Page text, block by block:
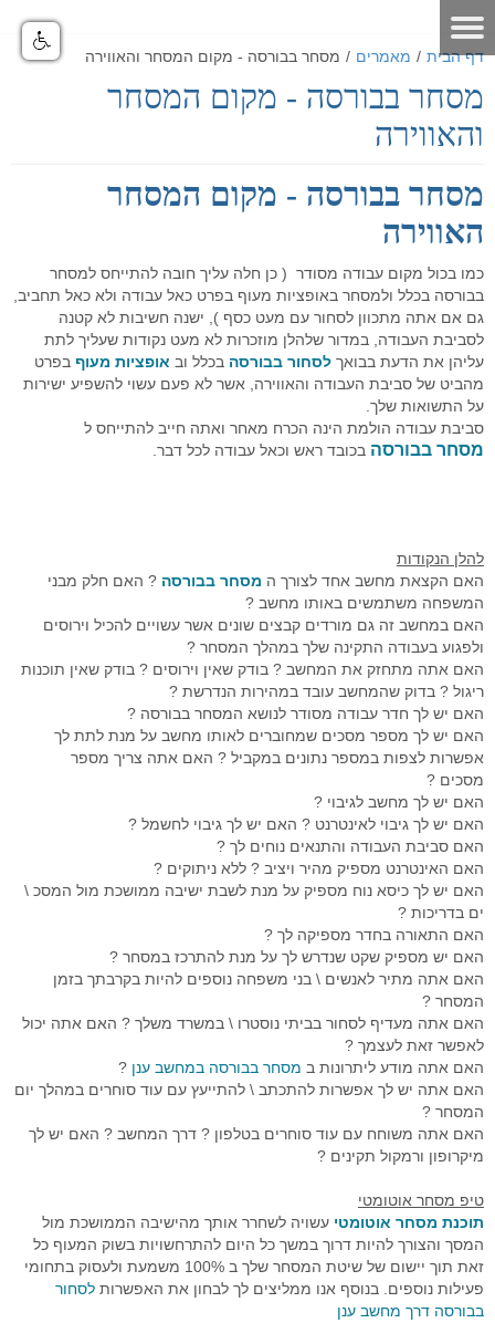
דף הבית / מאמרים / מסחר בבורסה - מקום המסחר והאווירה
מסחר בבורסה - מקום המסחר
והאווירה
מסחר בבורסה - מקום המסחר
האווירה
כמו בכול מקום עבודה מסודר ( כן חלה עליך חובה להתייחס למסחר
בבורסה בכלל ולמסחר באופציות מעוף בפרט כאל עבודה ולא כאל תחביב,
גם אם אתה מתכוון לסחור עם מעט כסף ), ישנה חשיבות לא קטנה
לסביבת העבודה, במדור שלהלן מוזכרות לא מעט נקודות שעליך לתת
עליהן את הדעת בבואך לסחור בבורסה בכלל וב אופציות מעוף בפרט
מהביט של סביבת העבודה והאווירה, אשר לא פעם עשוי להשפיע ישירות
על התשואות שלך.
סביבת עבודה הולמת הינה הכרח מאחר ואתה חייב להתייחס ל
מסחר בבורסה בכובד ראש וכאל עבודה לכל דבר.
להלן הנקודות
האם הקצאת מחשב אחד לצורך ה מסחר בבורסה ? האם חלק מבני
המשפחה משתמשים באותו מחשב ?
האם במחשב זה גם מורדים קבצים שונים אשר עשויים להכיל וירוסים
ולפגוע בעבודה התקינה שלך במהלך המסחר ?
האם אתה מתחזק את המחשב ? בודק שאין וירוסים ? בודק שאין תוכנות
ריגול ? בדוק שהמחשב עובד במהירות הנדרשת ?
האם יש לך חדר עבודה מסודר לנושא המסחר בבורסה ?
האם יש לך מספר מסכים שמחוברים לאותו מחשב על מנת לתת לך
אפשרות לצפות במספר נתונים במקביל ? האם אתה צריך מספר
מסכים ?
האם יש לך מחשב לגיבוי ?
האם יש לך גיבוי לאינטרנט ? האם יש לך גיבוי לחשמל ?
האם סביבת העבודה והתנאים נוחים לך ?
האם האינטרנט מספיק מהיר ויציב ? ללא ניתוקים ?
האם יש לך כיסא נוח מספיק על מנת לשבת ישיבה ממושכת מול המסכ \
ים בדריכות ?
האם התאורה בחדר מספיקה לך ?
האם יש מספיק שקט שנדרש לך על מנת להתרכז במסחר ?
האם אתה מתיר לאנשים \ בני משפחה נוספים להיות בקרבתך בזמן
המסחר ?
האם אתה מעדיף לסחור בביתי נוסטרו \ במשרד משלך ? האם אתה יכול
לאפשר זאת לעצמך ?
האם אתה מודע ליתרונות ב מסחר בבורסה במחשב ענן ?
האם אתה יש לך אפשרות להתכתב \ להתייעץ עם עוד סוחרים במהלך יום
המסחר ?
האם אתה משוחח עם עוד סוחרים בטלפון ? דרך המחשב ? האם יש לך
מיקרופון ורמקול תקינים ?
טיפ מסחר אוטומטי
תוכנת מסחר אוטומטי עשויה לשחרר אותך מהישיבה הממושכת מול
המסך והצורך להיות דרוך במשך כל היום להתרחשויות בשוק המעוף כל
זאת תוך יישום של שיטת המסחר שלך ב 100% משמעת ולעסוק בתחומי
פעילות נוספים. בנוסף אנו ממליצים לך לבחון את האפשרות לסחור
בבורסה דרך מחשב ענן
דף הבית
אודות
אודות האתר
אודות חברת GO4IT
הסיכון במסחר בבורסה
לוח ארועים
תקנון האתר
דרושים
הטכנולוגיה
מאמרים
מאמרים שוק ההון
מונחי שוק ההון
כלים לסוחר
כלים לסוחר
כלים למסחר בישראל
כלים למסחר בחול
כלים לתחזוקת המחשב
קישורים שימושיים
נתונים כלכליים
מחשבון המרת מטבעות
יומן אירועים כלכליים עולמי - יומי
מחשבון פיבוט
פורום שוק ההון
פורום אופציות מעוף
פורום ניתוח טכני
פורום מטח
פורום מסחר אוטומטי
הכר את מערכת המסחר
הכר את מערכת המסחר
סרטוני הדרכה - לשוניות המערכת
סרטוני הדרכה כלליים
מערכת מסחר
מערכת מסחר FMR
מערכת מסחר אוטומטי GO4IT
מערכת מסחר OrderNet 2
מסחר אוטומטי
מסחר אוטומטי במטח
סטופ לוס אוטומטי
טייק פרופיט אוטומטי
פקודות מונחי שעון
אינדיקטורים
פלטפורמת הממשק הראשית
סטופ לוס אוטומטי באופציות מעוף
טריילינג סטופ אוטומטי באופציות
טייק פרופיט אוטומטי במעוף
פקודות עוקבות באופציות מעוף
כניסה אוטומטית לפוזיציה במעוף
מסחר אוטומטי בחוזים
אסטרטגיות מסחר אוטומטי במעוף
פיתוח אינדיקטורים אישיים
פקודות מונחי שעון
רובוט מסחר
מסחר אוטומטי בהתניית התשואה
יצוא נתוני זמן אמת
סימולאטור מסחר בבורסה
פיתוחים אישים - רובוטי מסחר
תוכנה לניתוח טכני
בוטיק לפתרונות תוכנה
חיבור API למתכנתים לבורסה
API לתכנות למעו"ף
API למתכנתים לרצף
מסחר אוטומטי בבורסה בחול
מסחר עצמאי בבורסה
מסחר בבורסה
מערכות מסחר
חוזים עתידיים
ניהול תיקים
מסחר בבורסה
מסחר בבורסה האמריקאית
מסחר בוול סטריט